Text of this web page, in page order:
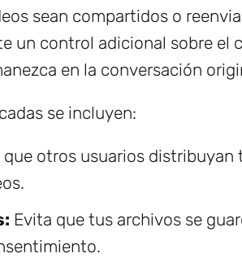
sean compartidos o
un control adicional sobre el
en la conversación
se incluyen:
que otros usuarios distribuyan
Evita que tus archivos se